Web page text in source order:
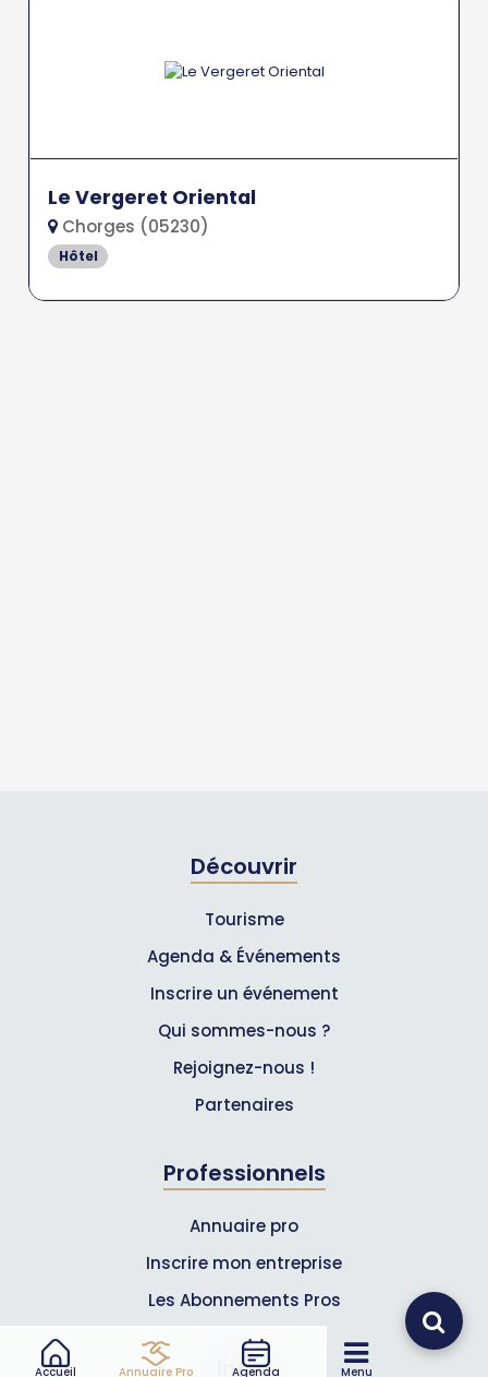
Accueil Annuaire Pro Agenda Menu
Le Vergeret Oriental
Chorges (05230)
Hôtel
Découvrir
Tourisme
Agenda & Événements
Inscrire un événement
Qui sommes-nous ?
Rejoignez-nous !
Partenaires
Professionnels
Annuaire pro
Inscrire mon entreprise
Les Abonnements Pros
Infos